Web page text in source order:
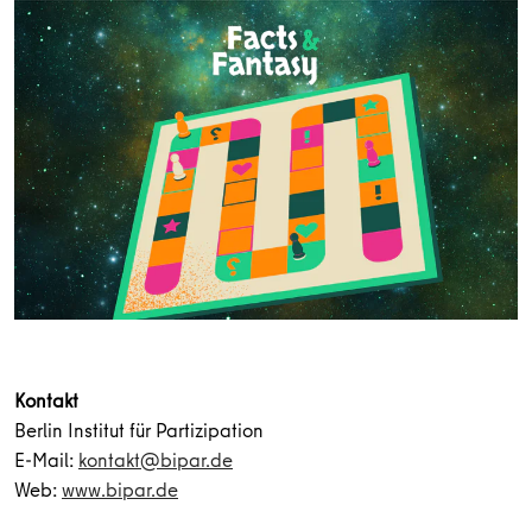
Kontakt
Berlin Institut für Partizipation
E-Mail: kontakt@bipar.de
Web:www.bipar.de